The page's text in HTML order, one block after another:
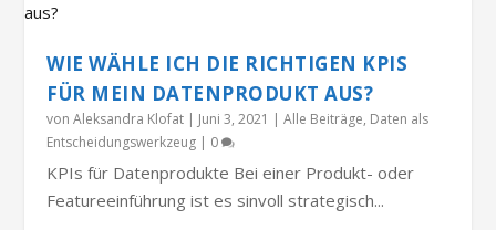
WIE WÄHLE ICH DIE RICHTIGEN KPIS
FÜR MEIN DATENPRODUKT AUS?
vonAleksandra Klofat | Juni 3, 2021 |Alle Beiträge, Daten als
Entscheidungswerkzeug | 0
KPIs für Datenprodukte Bei einer Produkt- oder
Featureeinführung ist es sinvoll strategisch...